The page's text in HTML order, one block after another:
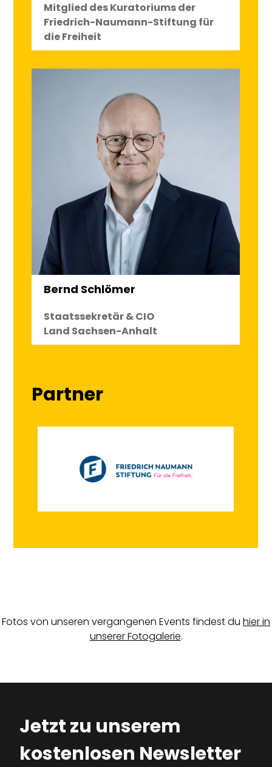
Mitglied des Kuratoriums der
Friedrich-Naumann-Stiftung für
die Freiheit
Bernd Schlömer
Staatssekretär & CIO
Land Sachsen-Anhalt
Partner
Fotos von unseren vergangenen Events findest du hier in
unserer Fotogalerie.
Jetzt zu unserem
kostenlosen Newsletter